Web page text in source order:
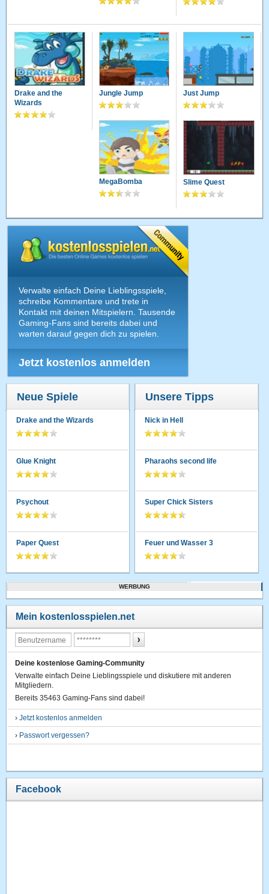
Drake and the
Wizards
Jungle Jump Just Jump
MegaBomba Slime Quest
Verwalte einfach Deine Lieblingsspiele,
schreibe Kommentare und trete in
Kontakt mit deinen Mitspielern. Tausende
Gaming-Fans sind bereits dabei und
warten darauf gegen dich zu spielen.
Jetzt kostenlos anmelden
Neue Spiele
Drake and the Wizards
Glue Knight
Psychout
Paper Quest
Unsere Tipps
Nick in Hell
Pharaohs second life
Super Chick Sisters
Feuer und Wasser 3
WERBUNG
Mein kostenlosspielen.net
Deine kostenlose Gaming-Community
Verwalte einfach Deine Lieblingsspiele und diskutiere mit anderen
Mitgliedern.
Bereits 35463 Gaming-Fans sind dabei!
›Jetzt kostenlos anmelden
› Passwort vergessen?
Facebook